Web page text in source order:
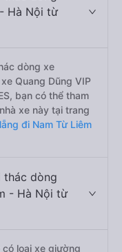
Hà Nội từ
dòng xe
Quang Dũng VIP
bạn có thể tham
xe này tại trang
đi Nam Từ Liêm
thác dòng
- Hà Nội từ
có loại xe giường